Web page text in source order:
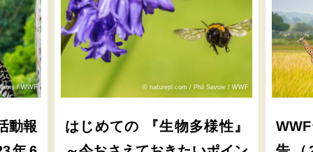
/ WWF
動報
© naturepl.com / Phil Savoie / WWF
はじめての 『生物多様性』